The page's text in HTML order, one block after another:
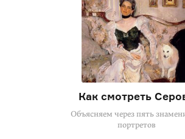
Как смотреть
Объясняем через пять
портретов